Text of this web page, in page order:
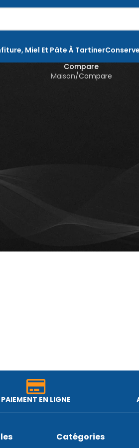
Miel Et Pâte À Tartiner
Compare
Maison Compare
PAIEMENT EN LIGNE
Catégories